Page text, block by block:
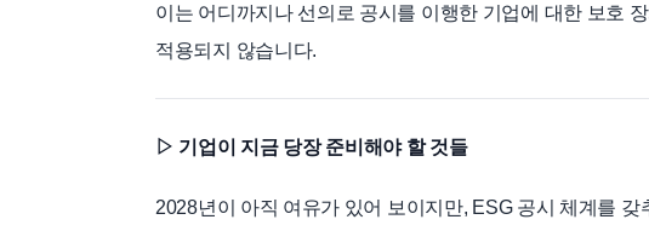
이는 어디까지나 선의로 공시를 이행한 기업에 대한 보호
적용되지 않습니다.
▷ 기업이 지금 당장 준비해야 할 것들
2028년이 아직 여유가 있어 보이지만, ESG 공시 체계를